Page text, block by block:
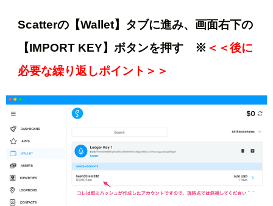
Scatterの【Wallet】タブに進み、画面右下の
【IMPORT KEY】ボタンを押す ※ ＜＜後に
必要な繰り返しポイント＞＞